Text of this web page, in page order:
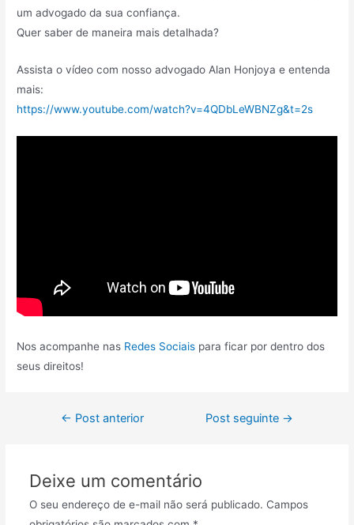
um advogado da sua confiança.
Quer saber de maneira mais detalhada?
Assista o vídeo com nosso advogado Alan Honjoya e entenda
mais:
https://www.youtube.com/watch?v=4QDbLeWBNZg&t=2s
Nos acompanhe nas Redes Sociais para ficar por dentro dos
seus direitos!
← Post anterior Post seguinte →
Deixe um comentário
O seu endereço de e-mail não será publicado. Campos